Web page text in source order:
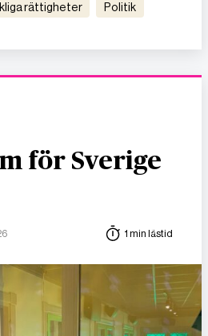
rättigheter politik
för Sverige
1 min lästid